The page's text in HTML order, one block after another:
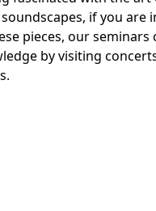
if you are
pieces, our seminars
by visiting